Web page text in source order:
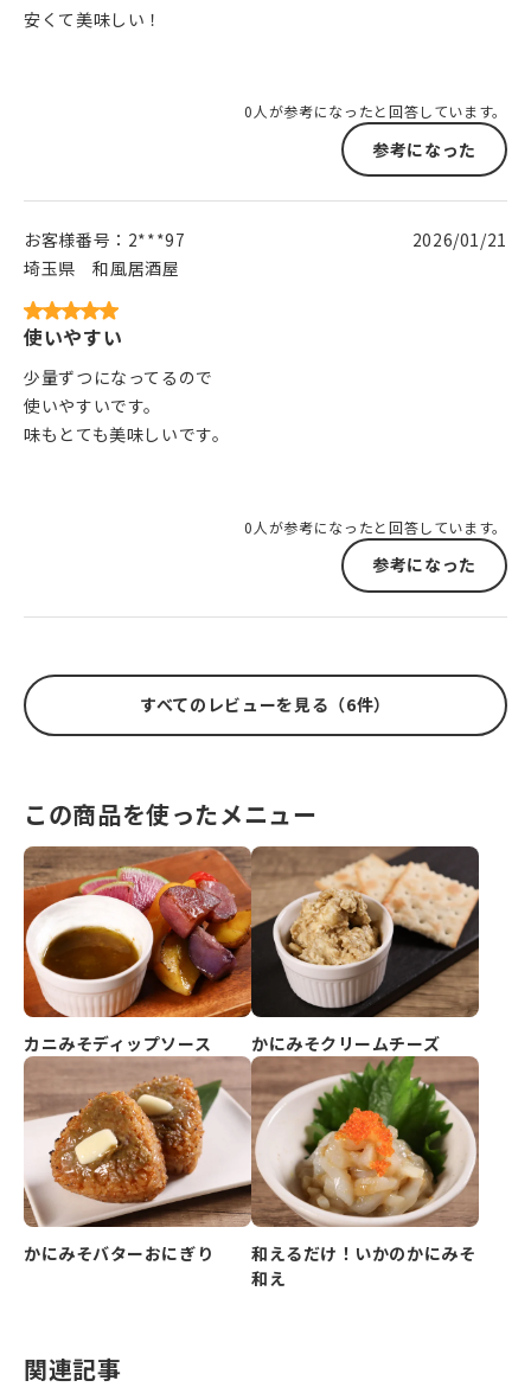
安くて美味しい！
0人が参考になったと回答しています。
参考になった
お客様番号： 2***97
埼玉県
和風居酒屋
2026/01/21
使いやすい
少量ずつになってるので
使いやすいです。
味もとても美味しいです。
0人が参考になったと回答しています。
参考になった
すべてのレビューを見る（6件）
この商品を使ったメニュー
カニみそディップソース かにみそクリームチーズ
かにみそバターおにぎり
和えるだけ！いかのかにみそ
和え
関連記事